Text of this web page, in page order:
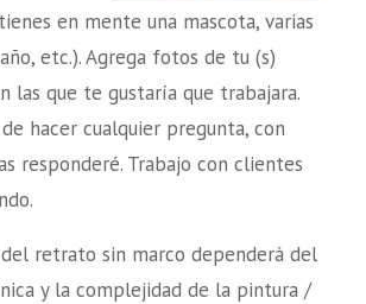
en mente una mascota, varias
etc.). Agrega fotos de tu (s)
las que te gustaría que trabajara.
hacer cualquier pregunta, con
responderé. Trabajo con clientes
retrato sin marco dependerá del
y la complejidad de la pintura /